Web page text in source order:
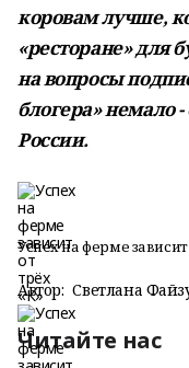
коровам лучше,
«ресторане» для
на вопросы
блогера» немало
России.
Успех на ферме зависит
Автор: Светлана
Читайте нас